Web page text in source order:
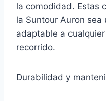
la comodidad. Estas
la Suntour Auron
adaptable a
recorrido.
Durabilidad y